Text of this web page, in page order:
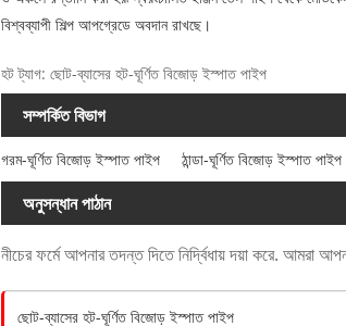
বিশ্বব্যাপী শিল্প আপগ্রেডে অবদান রাখছে।
হট ট্যাগ: ছোট-ব্যাসের হট-ঘূর্ণিত বিজোড় ইস্পাত পাইপ
সম্পর্কিত বিভাগ
গরম-ঘূর্ণিত বিজোড় ইস্পাত পাইপ ঠান্ডা-ঘূর্ণিত বিজোড় ইস্পাত পাইপ
অনুসন্ধান পাঠান
নীচের ফর্মে আপনার তদন্ত দিতে নির্দ্বিধায় দয়া করে. আমরা